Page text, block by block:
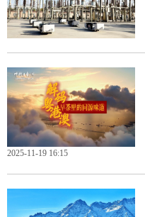
2025-11-19 16:15